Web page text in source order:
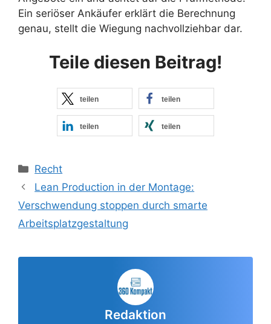
Ein seriöser Ankäufer erklärt die Berechnung
genau, stellt die Wiegung nachvollziehbar dar.
Teile diesen Beitrag!
teilen teilen
teilen teilen
Kategorien
Recht
Lean Production in der Montage:
Verschwendung stoppen durch smarte
Arbeitsplatzgestaltung
Redaktion